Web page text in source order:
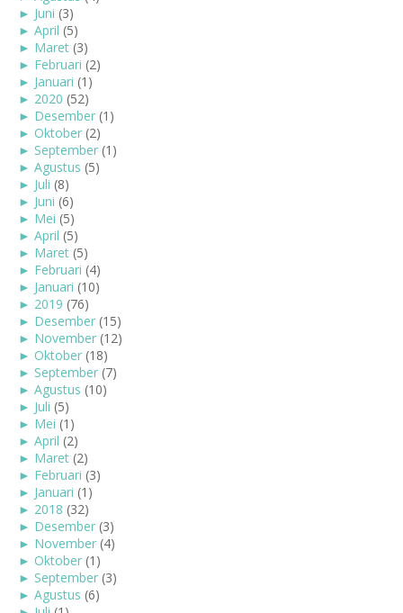
► Juni (3)
► April (5)
► Maret (3)
► Februari (2)
► Januari (1)
► 2020 (52)
► Desember (1)
► Oktober (2)
► September (1)
► Agustus (5)
► Juli (8)
► Juni (6)
► Mei (5)
► April (5)
► Maret (5)
► Februari (4)
► Januari (10)
► 2019 (76)
► Desember (15)
► November (12)
► Oktober (18)
► September (7)
► Agustus (10)
► Juli (5)
► Mei (1)
► April (2)
► Maret (2)
► Februari (3)
► Januari (1)
► 2018 (32)
► Desember (3)
► November (4)
► Oktober (1)
► September (3)
► Agustus (6)